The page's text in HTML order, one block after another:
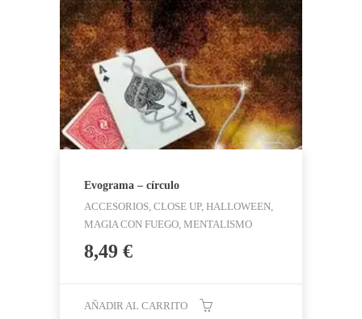
Evograma – círculo
ACCESORIOS, CLOSE UP, HALLOWEEN,
MAGIA CON FUEGO, MENTALISMO
8,49 €
AÑADIR AL CARRITO